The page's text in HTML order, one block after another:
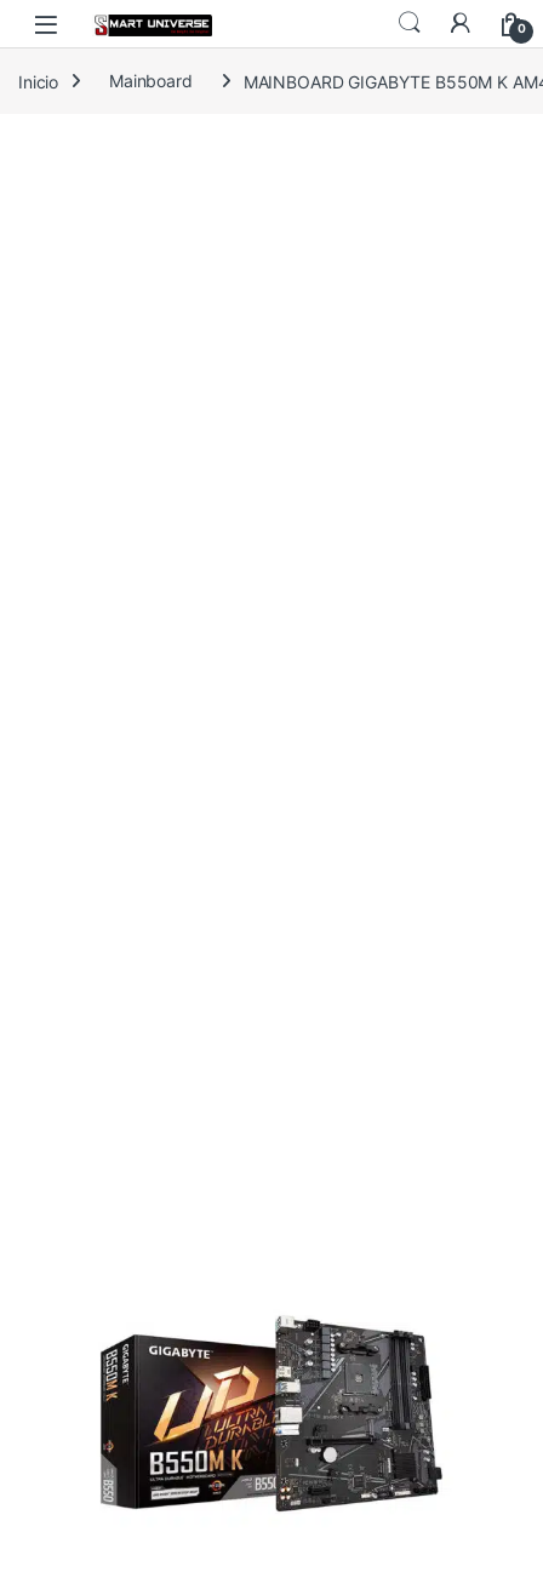
Skip to navigation
Skip to content
0
Inicio Mainboard MAINBOARD GIGABYTE B550M K